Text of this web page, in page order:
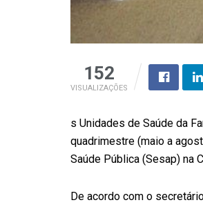
152
VISUALIZAÇÕES
s Unidades de Saúde da
quadrimestre (maio a
Saúde Pública (Sesap) na
De acordo com o